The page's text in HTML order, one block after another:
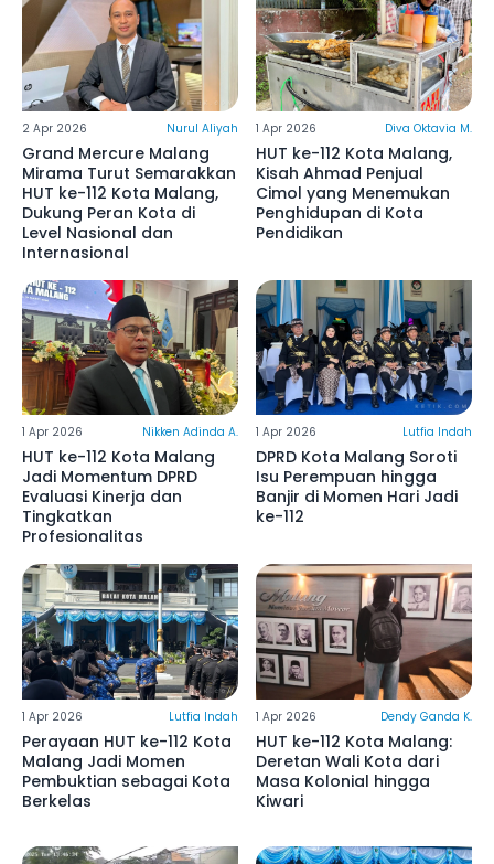
2 Apr 2026 Nurul Aliyah
Grand Mercure Malang
Mirama Turut Semarakkan
HUT ke-112 Kota Malang,
Dukung Peran Kota di
Level Nasional dan
Internasional
1 Apr 2026 Diva Oktavia M.
HUT ke-112 Kota Malang,
Kisah Ahmad Penjual
Cimol yang Menemukan
Penghidupan di Kota
Pendidikan
1 Apr 2026 Nikken Adinda A.
HUT ke-112 Kota Malang
Jadi Momentum DPRD
Evaluasi Kinerja dan
Tingkatkan
Profesionalitas
1 Apr 2026 Lutfia Indah
DPRD Kota Malang Soroti
Isu Perempuan hingga
Banjir di Momen Hari Jadi
ke-112
1 Apr 2026 Lutfia Indah
Perayaan HUT ke-112 Kota
Malang Jadi Momen
Pembuktian sebagai Kota
Berkelas
1 Apr 2026 Dendy Ganda K.
HUT ke-112 Kota Malang:
Deretan Wali Kota dari
Masa Kolonial hingga
Kiwari